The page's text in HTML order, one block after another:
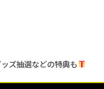
ズ抽選などの特典も